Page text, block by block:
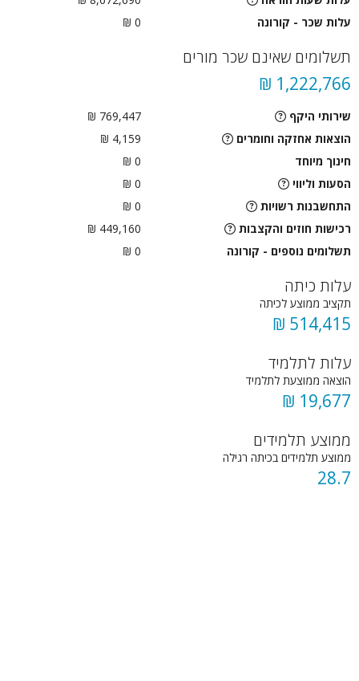
עלות שכר - קורונה
0 ₪
תשלומים שאינם שכר מורים
1,222,766 ₪
שירותי היקף
769,447 ₪
הוצאות אחזקה וחומרים
4,159 ₪
חינוך מיוחד
0 ₪
הסעות וליווי
0
₪
התחשבנות רשויות
0
₪
רכישות חוזים והקצבות
449,160 ₪
תשלומים נוספים - קורונה
0 ₪
עלות כיתה
תקציב ממוצע לכיתה
514,415 ₪
עלות לתלמיד
הוצאה ממוצעת לתלמיד
19,677 ₪
ממוצע תלמידים
ממוצע תלמידים בכיתה רגילה
28.7